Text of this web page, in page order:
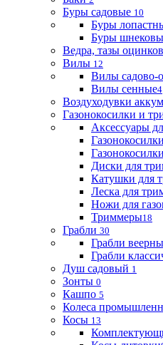
Буры садовые 10
Буры
Буры
Ведра, тазы
Вилы 12
Вилы садово-
Вилы сенные4
Воздуходувки
Газонокосилки и
Аксессуары
Диски для
Катушки для
Леска для
Ножи для
Триммеры18
Грабли 30
Грабли
Грабли
Душ садовый 1
Зонты 0
Кашпо 5
Колеса
Косы 13